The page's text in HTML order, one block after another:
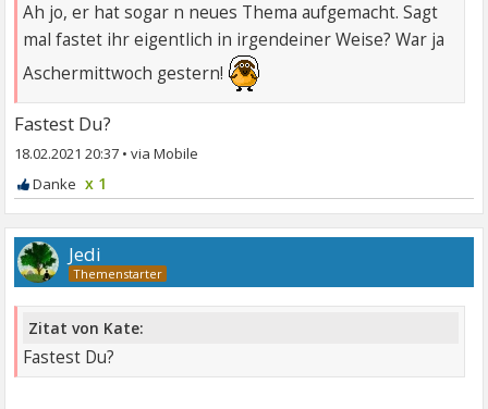
Ah jo, er hat sogar n neues Thema aufgemacht. Sagt
mal fastet ihr eigentlich in irgendeiner Weise? War ja
Aschermittwoch gestern!
Fastest Du?
18.02.2021 20:37 •
x 1
Jedi
Zitat von Kate:
Fastest Du?